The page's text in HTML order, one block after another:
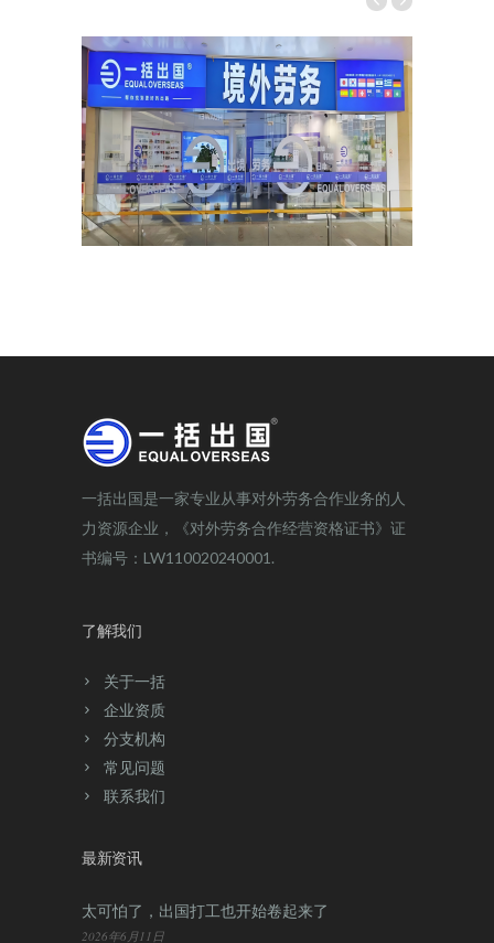
一括出国是一家专业从事对外劳务合作业务的人
力资源企业，《对外劳务合作经营资格证书》证
书编号：LW110020240001.
了解我们
关于一括
企业资质
分支机构
常见问题
联系我们
最新资讯
太可怕了，出国打工也开始卷起来了
2026年6月11日